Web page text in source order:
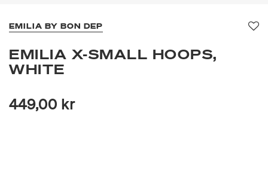
EMILIA BY BON DEP
EMILIA X-SMALL HOOPS,
WHITE
449,00 kr